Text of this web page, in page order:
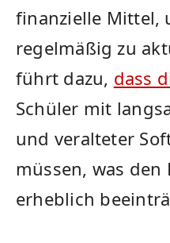
finanzielle Mittel,
regelmäßig zu
führt dazu, ​ dass
Schüler ⁢mit
und ​veralteter
müssen, was den
erheblich